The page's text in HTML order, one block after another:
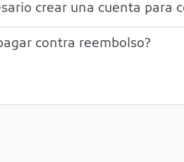
crear una cuenta para
contra reembolso?